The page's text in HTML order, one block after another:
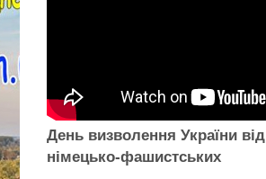
День визволення України від
німецько-фашистських